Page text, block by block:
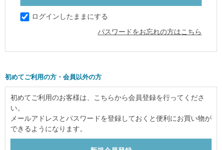
ログインしたままにする
パスワードをお忘れの方はこちら
初めてご利用の方・会員以外の方
初めてご利用のお客様は、こちらから会員登録を行ってくださ
い。
メールアドレスとパスワードを登録しておくと便利にお買い物が
できるようになります。